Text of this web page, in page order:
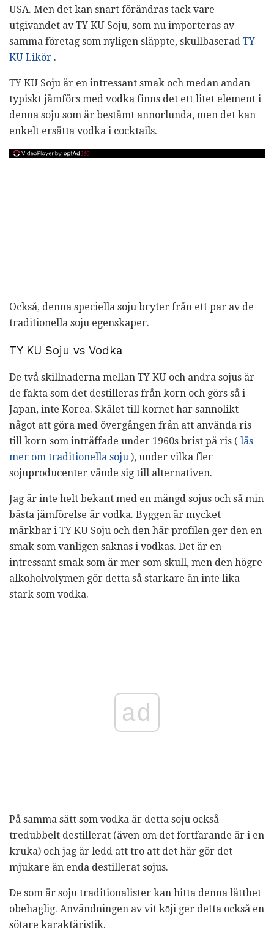
USA. Men det kan snart förändras tack vare
utgivandet av TY KU Soju, som nu importeras av
samma företag som nyligen släppte, skullbaserad TY
KU Likör .
TY KU Soju är en intressant smak och medan andan
typiskt jämförs med vodka finns det ett litet element i
denna soju som är bestämt annorlunda, men det kan
enkelt ersätta vodka i cocktails.
Också, denna speciella soju bryter från ett par av de
traditionella soju egenskaper.
TY KU Soju vs Vodka
De två skillnaderna mellan TY KU och andra sojus är
de fakta som det destilleras från korn och görs så i
Japan, inte Korea. Skälet till kornet har sannolikt
något att göra med övergången från att använda ris
till korn som inträffade under 1960s brist på ris ( läs
mer om traditionella soju ), under vilka fler
sojuproducenter vände sig till alternativen.
Jag är inte helt bekant med en mängd sojus och så min
bästa jämförelse är vodka. Byggen är mycket
märkbar i TY KU Soju och den här profilen ger den en
smak som vanligen saknas i vodkas. Det är en
intressant smak som är mer som skull, men den högre
alkoholvolymen gör detta så starkare än inte lika
stark som vodka.
ad
På samma sätt som vodka är detta soju också
tredubbelt destillerat (även om det fortfarande är i en
kruka) och jag är ledd att tro att det här gör det
mjukare än enda destillerat sojus.
De som är soju traditionalister kan hitta denna lätthet
obehaglig. Användningen av vit kōji ger detta också en
sötare karaktäristik.